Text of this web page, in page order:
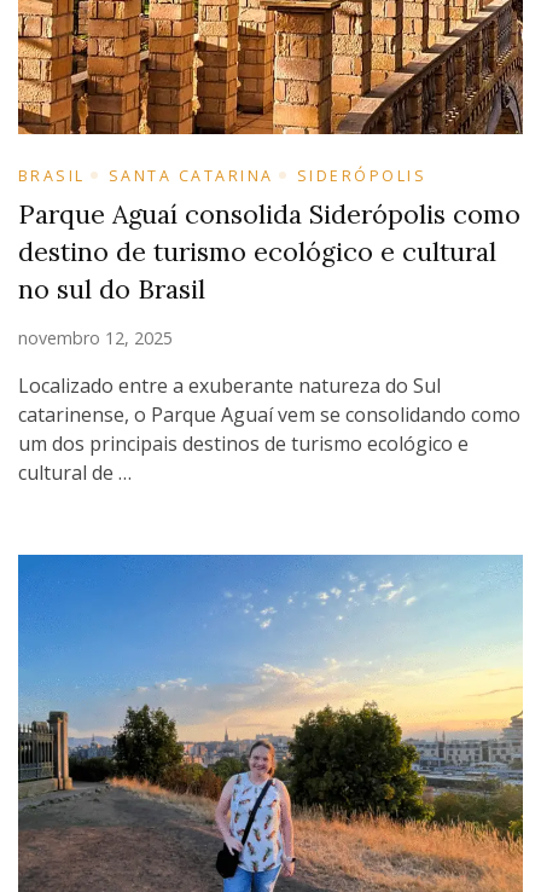
BRASIL SANTA CATARINA SIDERÓPOLIS
Parque Aguaí consolida Siderópolis como
destino de turismo ecológico e cultural
no sul do Brasil
novembro 12, 2025
Localizado entre a exuberante natureza do Sul
catarinense, o Parque Aguaí vem se consolidando como
um dos principais destinos de turismo ecológico e
cultural de …